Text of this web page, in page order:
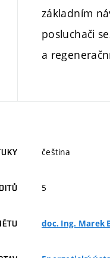
základním
posluchači
a
čeština
5
doc. Ing. Marek